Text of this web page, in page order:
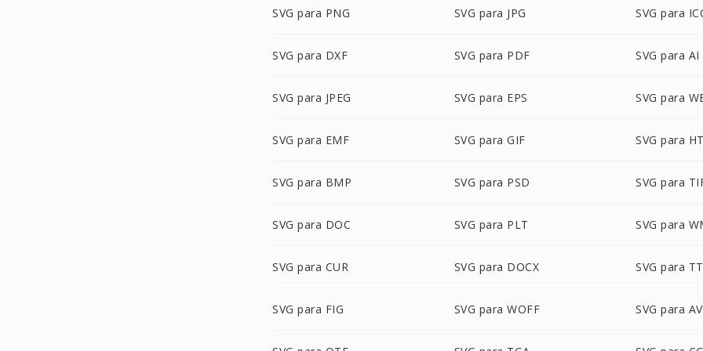
SVG para PNG SVG para JPG SVG para
SVG para DXF SVG para PDF SVG para AI
SVG para JPEG SVG para EPS SVG para
SVG para EMF SVG para GIF SVG para
SVG para BMP SVG para PSD SVG para
SVG para DOC SVG para PLT SVG para
SVG para CUR SVG para DOCX SVG para
SVG para FIG SVG para WOFF SVG para